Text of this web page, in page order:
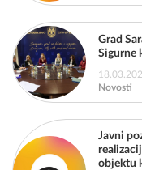
Novosti
Grad
Sigurne
Javni
objektu